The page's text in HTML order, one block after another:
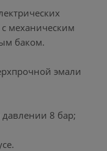
механическим
баком.
эмали
8 бар;